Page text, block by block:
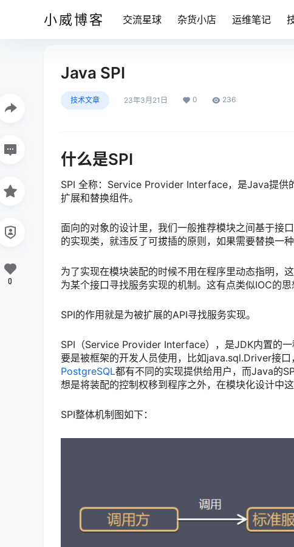
小威博客 交流星球 杂货小店 运维笔记
Java SPI
技术文章 23年3月21日 0 236
什么是SPI
SPI 全称：Service Provider Interface，是Java提供
扩展和替换组件。
面向的对象的设计里，我们一般推荐模块之间基于接
的实现类，就违反了可拔插的原则，如果需要替换一
为了实现在模块装配的时候不用在程序里动态指明，
为某个接口寻找服务实现的机制。这有点类似IOC的
SPI的作用就是为被扩展的API寻找服务实现。
SPI（Service Provider Interface），是JDK内置的
要是被框架的开发人员使用，比如java.sql.Driver接口
PostgreSQL都有不同的实现提供给用户，而Java的
想是将装配的控制权移到程序之外，在模块化设计中
SPI整体机制图如下：
0